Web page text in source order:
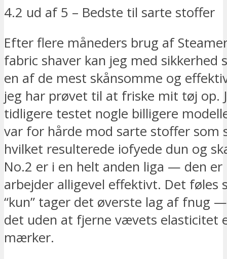
4.2 ud af 5 – Bedste til sarte stoffer
Efter flere måneders brug af
fabric shaver kan jeg med sikkerhed
en af de mest skånsomme og
jeg har prøvet til at friske mit tøj op.
tidligere testet nogle billigere
var for hårde mod sarte stoffer som
hvilket resulterede iofyede dun og
No.2 er i en helt anden liga — den er
arbejder alligevel effektivt. Det føles
“kun” tager det øverste lag af fnug
det uden at fjerne vævets elasticitet
mærker.